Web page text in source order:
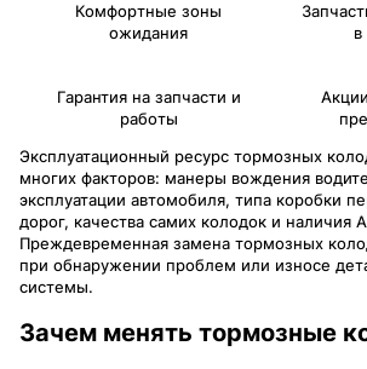
Комфортные зоны
ожидания
в
Гарантия на запчасти и
работы
Эксплуатационный ресурс тормозных
многих факторов: манеры вождения
эксплуатации автомобиля, типа коробки
дорог, качества самих колодок и наличия
Преждевременная замена тормозных
при обнаружении проблем или износе
системы.
Зачем менять тормозные